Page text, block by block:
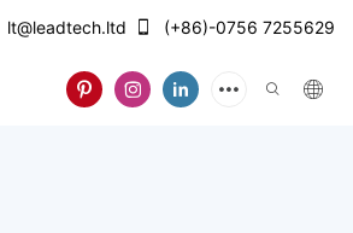
lt@leadtech.ltd (+86)-0756 7255629